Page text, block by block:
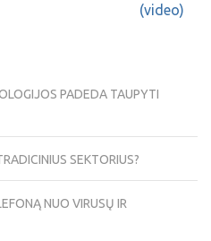
(video)
PADEDA TAUPYTI
SEKTORIUS?
NUO VIRUSŲ IR